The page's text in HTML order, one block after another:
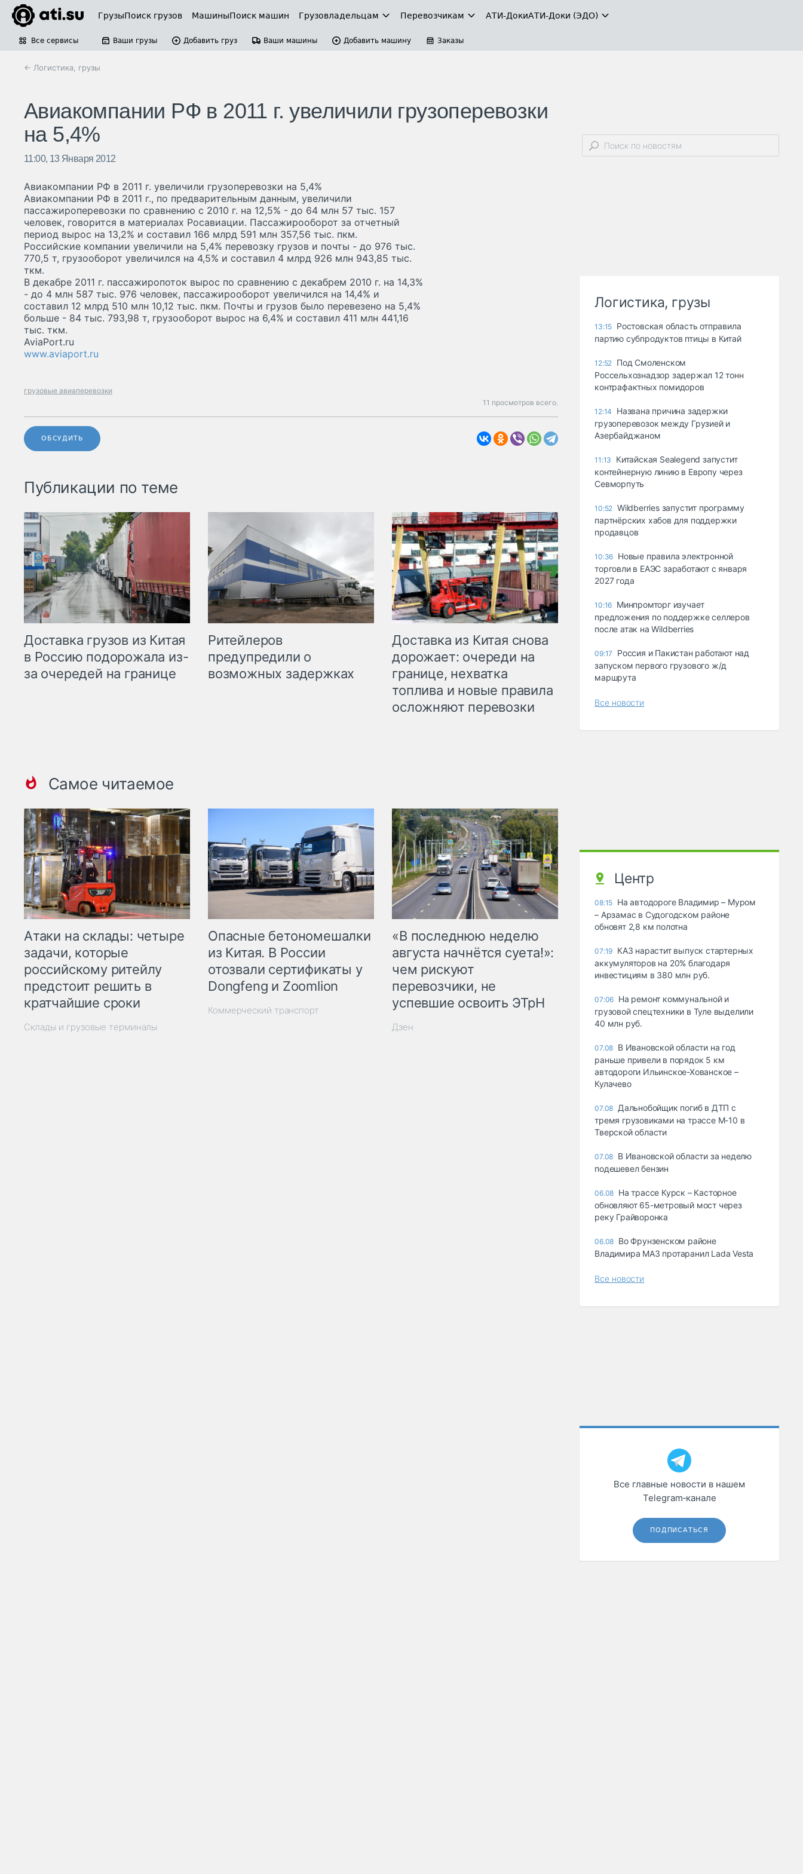
ГрузыПоиск грузов МашиныПоиск машин Грузовладельцам Перевозчикам АТИ-ДокиАТИ-Доки (ЭДО)
Все сервисы Ваши грузы Добавить груз Ваши машины Добавить машину Заказы
← Логистика, грузы
Авиакомпании РФ в 2011 г. увеличили грузоперевозки
на 5,4%
11:00, 13 Января 2012
Авиакомпании РФ в 2011 г. увеличили грузоперевозки на 5,4%
Авиакомпании РФ в 2011 г., по предварительным данным, увеличили
пассажироперевозки по сравнению с 2010 г. на 12,5% - до 64 млн 57 тыс. 157
человек, говорится в материалах Росавиации. Пассажирооборот за отчетный
период вырос на 13,2% и составил 166 млрд 591 млн 357,56 тыс. пкм.
Российские компании увеличили на 5,4% перевозку грузов и почты - до 976 тыс.
770,5 т, грузооборот увеличился на 4,5% и составил 4 млрд 926 млн 943,85 тыс.
ткм.
В декабре 2011 г. пассажиропоток вырос по сравнению с декабрем 2010 г. на 14,3%
- до 4 млн 587 тыс. 976 человек, пассажирооборот увеличился на 14,4% и
составил 12 млрд 510 млн 10,12 тыс. пкм. Почты и грузов было перевезено на 5,4%
больше - 84 тыс. 793,98 т, грузооборот вырос на 6,4% и составил 411 млн 441,16
тыс. ткм.
AviaPort.ru
www.aviaport.ru
грузовые авиаперевозки
11 просмотров всего.
ОБСУДИТЬ
Публикации по теме
Доставка грузов из Китая
в Россию подорожала из-
за очередей на границе
Ритейлеров
предупредили о
возможных задержках
Доставка из Китая снова
дорожает: очереди на
границе, нехватка
топлива и новые правила
осложняют перевозки
Самое читаемое
Атаки на склады: четыре
задачи, которые
российскому ритейлу
предстоит решить в
кратчайшие сроки
Склады и грузовые терминалы
Опасные бетономешалки
из Китая. В России
отозвали сертификаты у
Dongfeng и Zoomlion
Коммерческий транспорт
«В последнюю неделю
августа начнётся суета!»:
чем рискуют
перевозчики, не
успевшие освоить ЭТрН
Дзен
Логистика, грузы
13:15 Ростовская область отправила
партию субпродуктов птицы в Китай
12:52 Под Смоленском
Россельхознадзор задержал 12 тонн
контрафактных помидоров
12:14
Названа причина задержки
грузоперевозок между Грузией и
Азербайджаном
11:13
Китайская Sealegend запустит
контейнерную линию в Европу через
Севморпуть
10:52 Wildberries запустит программу
партнёрских хабов для поддержки
продавцов
10:36 Новые правила электронной
торговли в ЕАЭС заработают с января
2027 года
10:16 Минпромторг изучает
предложения по поддержке селлеров
после атак на Wildberries
09:17
Россия и Пакистан работают над
запуском первого грузового ж/д
маршрута
Все новости
Центр
08:15 На автодороге Владимир – Муром
– Арзамас в Судогодском районе
обновят 2,8 км полотна
07:19 КАЗ нарастит выпуск стартерных
аккумуляторов на 20% благодаря
инвестициям в 380 млн руб.
07:06 На ремонт коммунальной и
грузовой спецтехники в Туле выделили
40 млн руб.
07.08 В Ивановской области на год
раньше привели в порядок 5 км
автодороги Ильинское-Хованское –
Кулачево
07.08 Дальнобойщик погиб в ДТП с
тремя грузовиками на трассе М-10 в
Тверской области
07.08 В Ивановской области за неделю
подешевел бензин
06.08 На трассе Курск – Касторное
обновляют 65-метровый мост через
реку Грайворонка
06.08 Во Фрунзенском районе
Владимира МАЗ протаранил Lada Vesta
Все новости
Все главные новости в нашем
Telegram‑канале
ПОДПИСАТЬСЯ